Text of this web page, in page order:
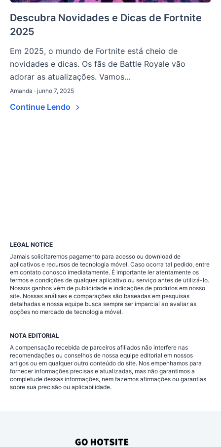
Descubra Novidades e Dicas de Fortnite
2025
Em 2025, o mundo de Fortnite está cheio de
novidades e dicas. Os fãs de Battle Royale vão
adorar as atualizações. Vamos...
Amanda · junho 7, 2025
Continue Lendo
LEGAL NOTICE
Jamais solicitaremos pagamento para acesso ou download de
aplicativos e recursos de tecnologia móvel. Caso ocorra tal pedido, entre
em contato conosco imediatamente. É importante ler atentamente os
termos e condições de qualquer aplicativo ou serviço antes de utilizá-lo.
Nossos ganhos vêm de publicidade e indicações de produtos em nosso
site. Nossas análises e comparações são baseadas em pesquisas
detalhadas e nossa equipe busca sempre ser imparcial ao avaliar as
opções no mercado de tecnologia móvel.
NOTA EDITORIAL
A compensação recebida de parceiros afiliados não interfere nas
recomendações ou conselhos de nossa equipe editorial em nossos
artigos ou em qualquer outro conteúdo do site. Nos empenhamos para
fornecer informações precisas e atualizadas, mas não garantimos a
completude dessas informações, nem fazemos afirmações ou garantias
sobre sua precisão ou aplicabilidade.